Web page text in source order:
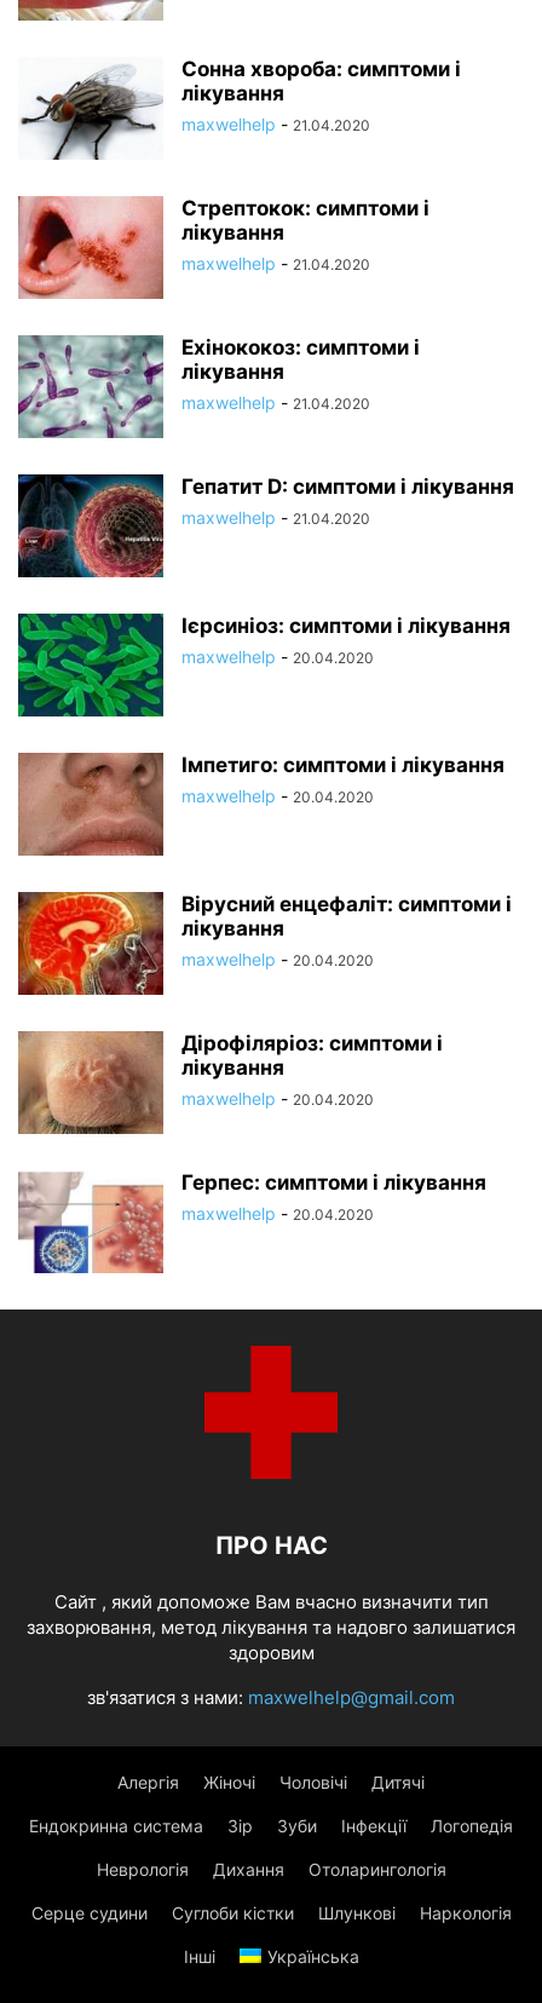
Сонна хвороба: симптоми і
лікування
maxwelhelp - 21.04.2020
Стрептокок: симптоми і
лікування
maxwelhelp - 21.04.2020
Ехінококоз: симптоми і
лікування
maxwelhelp - 21.04.2020
Гепатит D: симптоми і лікування
maxwelhelp - 21.04.2020
Ієрсиніоз: симптоми і лікування
maxwelhelp - 20.04.2020
Імпетиго: симптоми і лікування
maxwelhelp - 20.04.2020
Вірусний енцефаліт: симптоми і
лікування
maxwelhelp - 20.04.2020
Дірофіляріоз: симптоми і
лікування
maxwelhelp - 20.04.2020
Герпес: симптоми і лікування
maxwelhelp - 20.04.2020
ПРО НАС
Cайт , який допоможе Вам вчасно визначити тип
захворювання, метод лікування та надовго залишатися
здоровим
зв'язатися з нами: maxwelhelp@gmail.com
Алергія Жіночі Чоловічі Дитячі
Ендокринна система Зір Зуби Інфекції Логопедія
Неврологія Дихання Отоларингологія
Серце судини Суглоби кістки Шлункові Наркологія
Інші Українська